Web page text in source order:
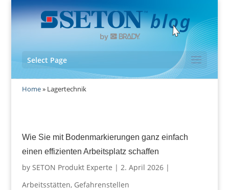
Select Page
Home» Lagertechnik
Wie Sie mit Bodenmarkierungen ganz einfach
einen effizienten Arbeitsplatz schaffen
by SETON Produkt Experte | 2. April 2026|
Arbeitsstätten, Gefahrenstellen